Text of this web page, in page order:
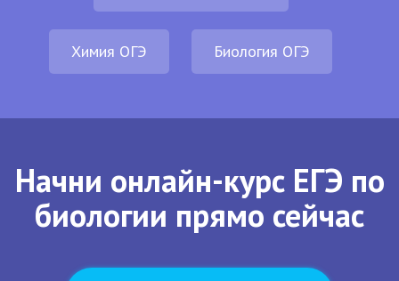
Химия ОГЭ Биология ОГЭ
Начни онлайн-курс ЕГЭ по
биологии прямо сейчас